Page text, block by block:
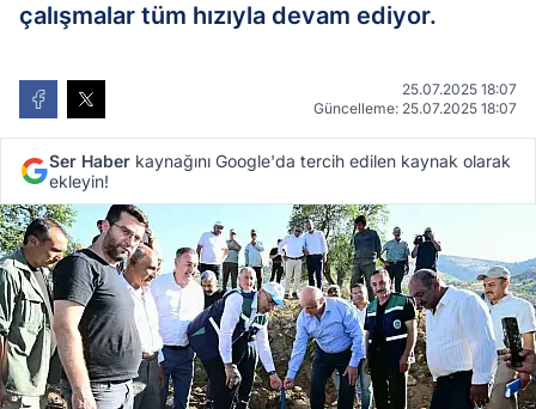
çalışmalar tüm hızıyla devam ediyor.
25.07.2025 18:07
Güncelleme: 25.07.2025 18:07
Ser Haber kaynağını Google'da tercih edilen kaynak olarak
ekleyin!